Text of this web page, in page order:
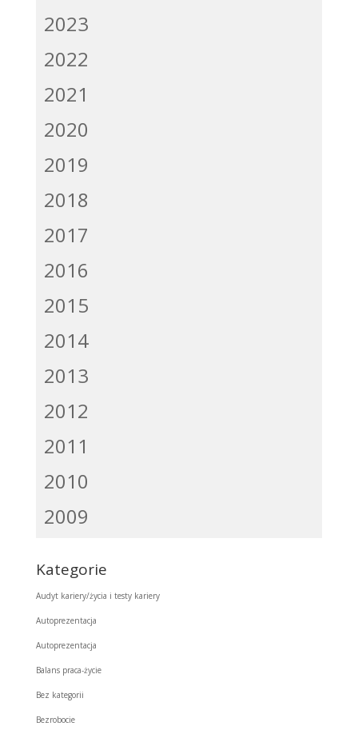
2023
2022
2021
2020
2019
2018
2017
2016
2015
2014
2013
2012
2011
2010
2009
Kategorie
Audyt kariery/życia i testy kariery
Autoprezentacja
Autoprezentacja
Balans praca-życie
Bez kategorii
Bezrobocie